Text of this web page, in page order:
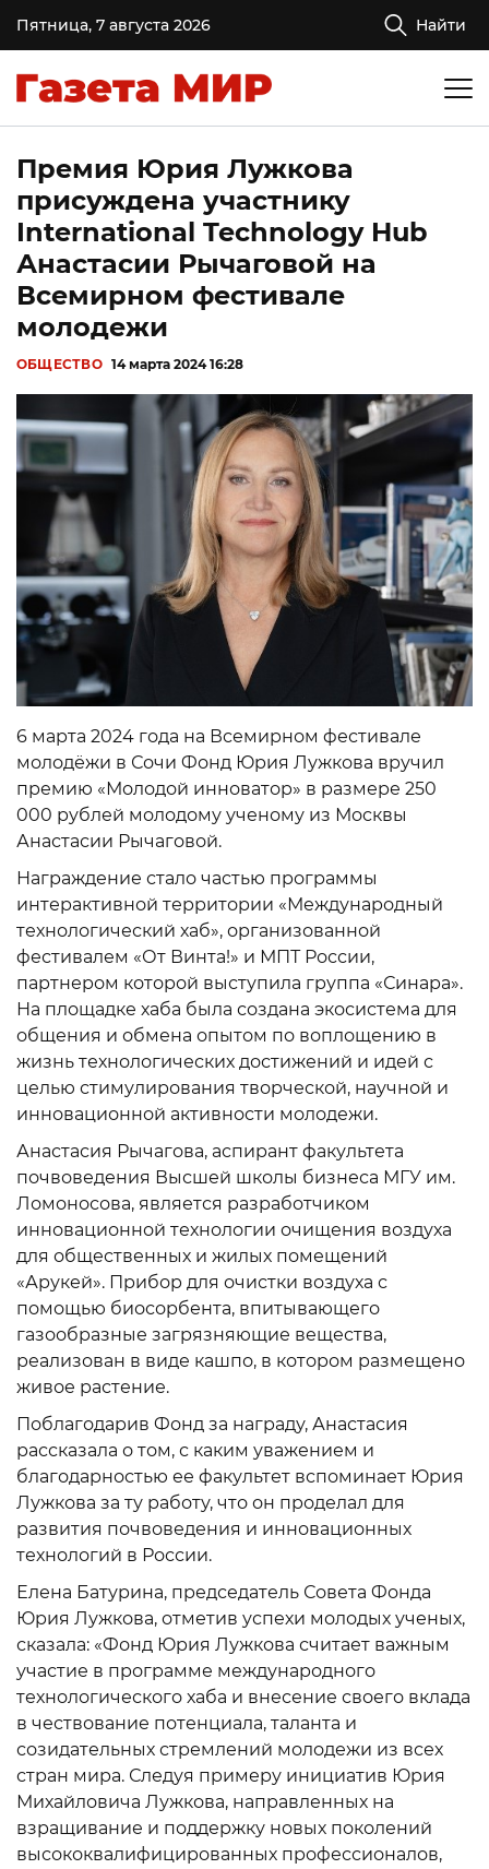
Пятница, 7 августа 2026 Найти
Премия Юрия Лужкова
присуждена участнику
International Technology Hub
Анастасии Рычаговой на
Всемирном фестивале
молодежи
ОБЩЕСТВО 14 марта 2024 16:28
6 марта 2024 года на Всемирном фестивале
молодёжи в Сочи Фонд Юрия Лужкова вручил
премию «Молодой инноватор» в размере 250
000 рублей молодому ученому из Москвы
Анастасии Рычаговой.
Награждение стало частью программы
интерактивной территории «Международный
технологический хаб», организованной
фестивалем «От Винта!» и МПТ России,
партнером которой выступила группа «Синара».
На площадке хаба была создана экосистема для
общения и обмена опытом по воплощению в
жизнь технологических достижений и идей с
целью стимулирования творческой, научной и
инновационной активности молодежи.
Анастасия Рычагова, аспирант факультета
почвоведения Высшей школы бизнеса МГУ им.
Ломоносова, является разработчиком
инновационной технологии очищения воздуха
для общественных и жилых помещений
«Арукей». Прибор для очистки воздуха с
помощью биосорбента, впитывающего
газообразные загрязняющие вещества,
реализован в виде кашпо, в котором размещено
живое растение.
Поблагодарив Фонд за награду, Анастасия
рассказала о том, с каким уважением и
благодарностью ее факультет вспоминает Юрия
Лужкова за ту работу, что он проделал для
развития почвоведения и инновационных
технологий в России.
Елена Батурина, председатель Совета Фонда
Юрия Лужкова, отметив успехи молодых ученых,
сказала: «Фонд Юрия Лужкова считает важным
участие в программе международного
технологического хаба и внесение своего вклада
в чествование потенциала, таланта и
созидательных стремлений молодежи из всех
стран мира. Следуя примеру инициатив Юрия
Михайловича Лужкова, направленных на
взращивание и поддержку новых поколений
высококвалифицированных профессионалов,